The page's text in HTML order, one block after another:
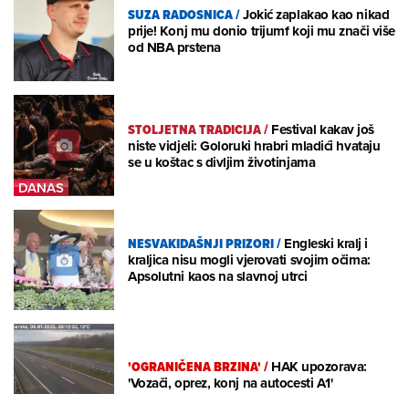
SUZA RADOSNICA/Jokić zaplakao kao nikad
prije! Konj mu donio trijumf koji mu znači više
od NBA prstena
STOLJETNA TRADICIJA/Festival kakav još
niste vidjeli: Goloruki hrabri mladići hvataju
se u koštac s divljim životinjama
NESVAKIDAŠNJI PRIZORI/Engleski kralj i
kraljica nisu mogli vjerovati svojim očima:
Apsolutni kaos na slavnoj utrci
'OGRANIČENA BRZINA'/HAK upozorava:
'Vozači, oprez, konj na autocesti A1'